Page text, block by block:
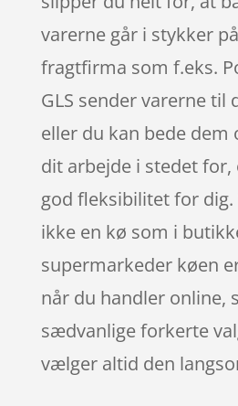
varerne går i stykker
fragtfirma som f.eks.
GLS sender varerne til
eller du kan bede dem
dit arbejde i stedet for,
god fleksibilitet for dig.
ikke en kø som i
supermarkeder køen
når du handler online,
sædvanlige forkerte
vælger altid den